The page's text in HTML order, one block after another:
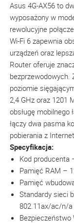
Asus 4G-AX56 to
wyposażony w
rewolucyjne
Wi-Fi 6 zapewnia
urządzeń oraz
Router oferuje
bezprzewodowych.
poziomie
2,4 GHz oraz 1201
obsługę mobilnego
łączy dwa pasma
pobierania z
Specyfikacja:
Kod producenta
Pamięć RAM –
Pamięć
Standardy sieci
802.11ax/ac/n/a
Bezpieczeństwo